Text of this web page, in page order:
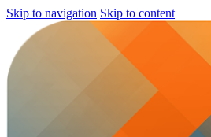
Skip to navigation Skip to content